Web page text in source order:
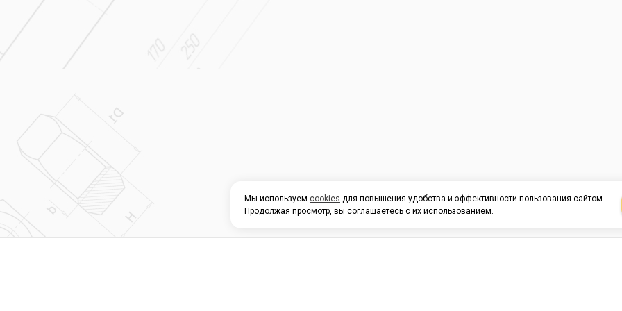
Мы используем cookies для повышения удобства и эффективности пользования сайтом.
Продолжая просмотр, вы соглашаетесь с их использованием.